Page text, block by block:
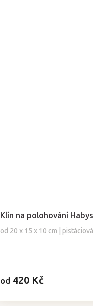
Klín na polohování Habys
od 20 x 15 x 10 cm | pistáciová
hodnocení
produktu
je
od 420 Kč